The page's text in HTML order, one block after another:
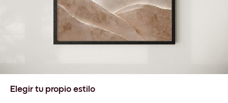
Elegir tu propio estilo